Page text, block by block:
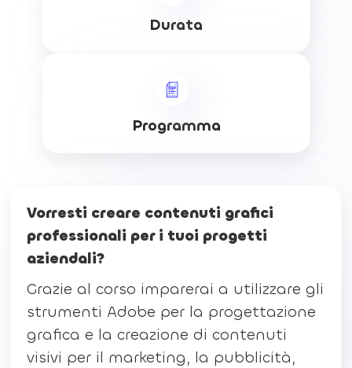
Durata
Programma
Vorresti creare contenuti grafici
professionali per i tuoi progetti
aziendali?
Grazie al corso imparerai a utilizzare gli
strumenti Adobe per la progettazione
grafica e la creazione di contenuti
visivi per il marketing, la pubblicità,